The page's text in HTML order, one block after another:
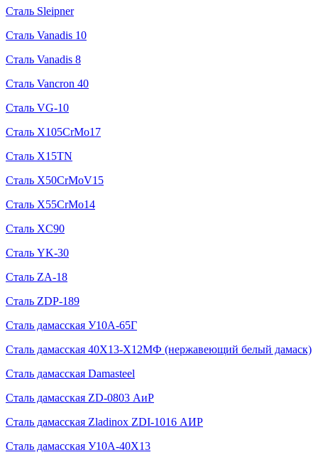
Сталь Sleipner
Сталь Vanadis 10
Сталь Vanadis 8
Сталь Vancron 40
Сталь VG-10
Сталь X105CrMo17
Сталь X15TN
Сталь X50CrMoV15
Сталь X55CrMo14
Сталь XC90
Сталь YK-30
Сталь ZA-18
Сталь ZDP-189
Сталь дамасская У10А-65Г
Сталь дамасская 40Х13-Х12МФ (нержавеющий белый дамаск)
Сталь дамасская Damasteel
Сталь дамасская ZD-0803 АиР
Сталь дамасская Zladinox ZDI-1016 АИР
Сталь дамасская У10А-40Х13